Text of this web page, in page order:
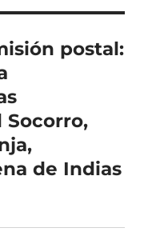
postal:
de Indias